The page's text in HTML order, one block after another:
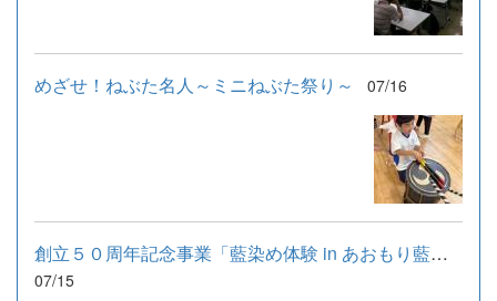
めざせ！ねぶた名人～ミニねぶた祭り～ 07/16
創立５０周年記念事業「藍染め体験 in あおもり藍産業株式会社」
07/15